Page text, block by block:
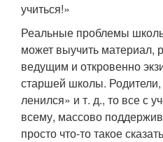
учиться!»
Реальные проблемы
может выучить материал,
ведущим и откровенно
старшей школы. Родители,
ленился» и т. д., то все с
всему, массово
просто что-то такое